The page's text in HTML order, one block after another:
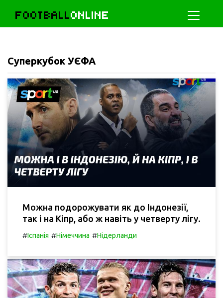
FOOTBALLONLINE
Суперкубок УЄФА
Можна подорожувати як до Індонезії,
так і на Кіпр, або ж навіть у четверту лігу.
#Іспанія #Німеччина #Нідерланди